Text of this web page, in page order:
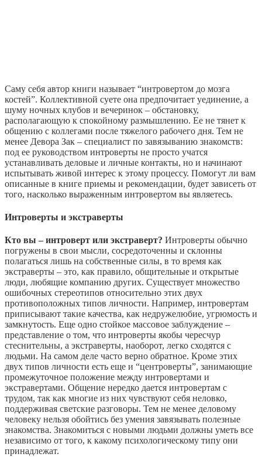
Саму себя автор книги называет “интровертом до мозга
костей”. Коллективной суете она предпочитает уединение, а
шуму ночных клубов и вечеринок – обстановку,
располагающую к спокойному размышлению. Ее не тянет к
общению с коллегами после тяжелого рабочего дня. Тем не
менее Девора Зак – специалист по завязыванию знакомств:
под ее руководством интроверты не просто учатся
устанавливать деловые и личные контакты, но и начинают
испытывать живой интерес к этому процессу. Помогут ли вам
описанные в книге приемы и рекомендации, будет зависеть от
того, насколько выраженным интровертом вы являетесь.
Интроверты и экстраверты
Кто вы – интроверт или экстраверт? Интроверты обычно
погружены в свои мысли, сосредоточенны и склонны
полагаться лишь на собственные силы, в то время как
экстраверты – это, как правило, общительные и открытые
люди, любящие компанию других. Существует множество
ошибочных стереотипов относительно этих двух
противоположных типов личности. Например, интровертам
приписывают такие качества, как недружелюбие, угрюмость и
замкнутость. Еще одно стойкое массовое заблуждение –
представление о том, что интроверты якобы чересчур
стеснительны, а экстраверты, наоборот, легко сходятся с
людьми. На самом деле часто верно обратное. Кроме этих
двух типов личности есть еще и “центроверты”, занимающие
промежуточное положение между интровертами и
экстравертами. Общение нередко дается интровертам с
трудом, так как многие из них чувствуют себя неловко,
поддерживая светские разговоры. Тем не менее деловому
человеку нельзя обойтись без умения завязывать полезные
знакомства. Знакомиться с новыми людьми должны уметь все
независимо от того, к какому психологическому типу они
принадлежат.